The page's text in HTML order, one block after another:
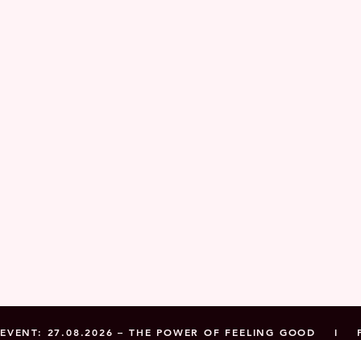
EVENT: 27.08.2026 – THE POWER OF FEELING GOOD    I